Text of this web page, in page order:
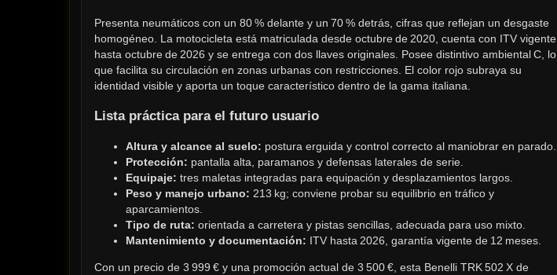
Presenta neumáticos con un 80 % delante y un 70 % detrás, cifras que reflejan un desgaste
homogéneo. La motocicleta está matriculada desde octubre de 2020, cuenta con ITV vigente
hasta octubre de 2026 y se entrega con dos llaves originales. Posee distintivo ambiental C, lo
que facilita su circulación en zonas urbanas con restricciones. El color rojo subraya su
identidad visible y aporta un toque característico dentro de la gama italiana.
Lista práctica para el futuro usuario
Altura y alcance al suelo: postura erguida y control correcto al maniobrar en parado.
Protección: pantalla alta, paramanos y defensas laterales de serie.
Equipaje: tres maletas integradas para equipación y desplazamientos largos.
Peso y manejo urbano: 213 kg; conviene probar su equilibrio en tráfico y
aparcamientos.
Tipo de ruta: orientada a carretera y pistas sencillas, adecuada para uso mixto.
Mantenimiento y documentación: ITV hasta 2026, garantía vigente de 12 meses.
Con un precio de 3 999 € y una promoción actual de 3 500 €, esta Benelli TRK 502 X de